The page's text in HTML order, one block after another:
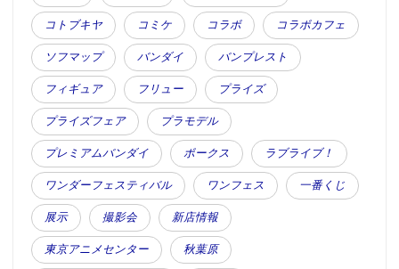
コトブキヤ コミケ コラボ コラボカフェ
ソフマップ バンダイ バンプレスト
フィギュア フリュー プライズ
プライズフェア プラモデル
プレミアムバンダイ ボークス ラブライブ！
ワンダーフェスティバル ワンフェス 一番くじ
展示 撮影会 新店情報
東京アニメセンター 秋葉原